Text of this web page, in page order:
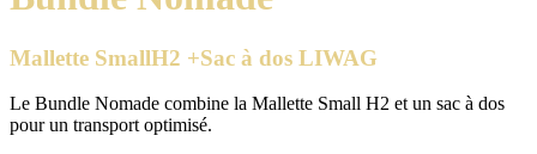
Mallette SmallH2 +Sac à dos LIWAG
Le Bundle Nomade combine la Mallette Small H2 et un sac à dos
pour un transport optimisé.